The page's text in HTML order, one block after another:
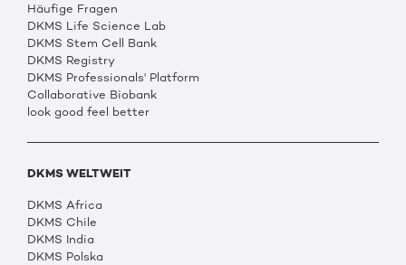
Häufige Fragen
DKMS Life Science Lab
DKMS Stem Cell Bank
DKMS Registry
DKMS Professionals' Platform
Collaborative Biobank
look good feel better
DKMS WELTWEIT
DKMS Africa
DKMS Chile
DKMS India
DKMS Polska